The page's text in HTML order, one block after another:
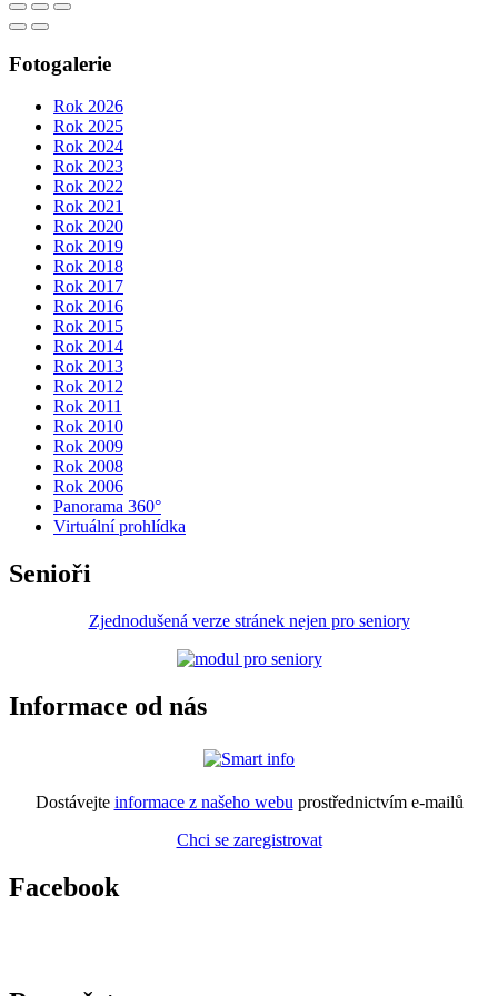
Fotogalerie
Rok 2026
Rok 2025
Rok 2024
Rok 2023
Rok 2022
Rok 2021
Rok 2020
Rok 2019
Rok 2018
Rok 2017
Rok 2016
Rok 2015
Rok 2014
Rok 2013
Rok 2012
Rok 2011
Rok 2010
Rok 2009
Rok 2008
Rok 2006
Panorama 360°
Virtuální prohlídka
Senioři
Zjednodušená verze stránek nejen pro seniory
Informace od nás
Dostávejte informace z našeho webu prostřednictvím e-mailů
Chci se zaregistrovat
Facebook